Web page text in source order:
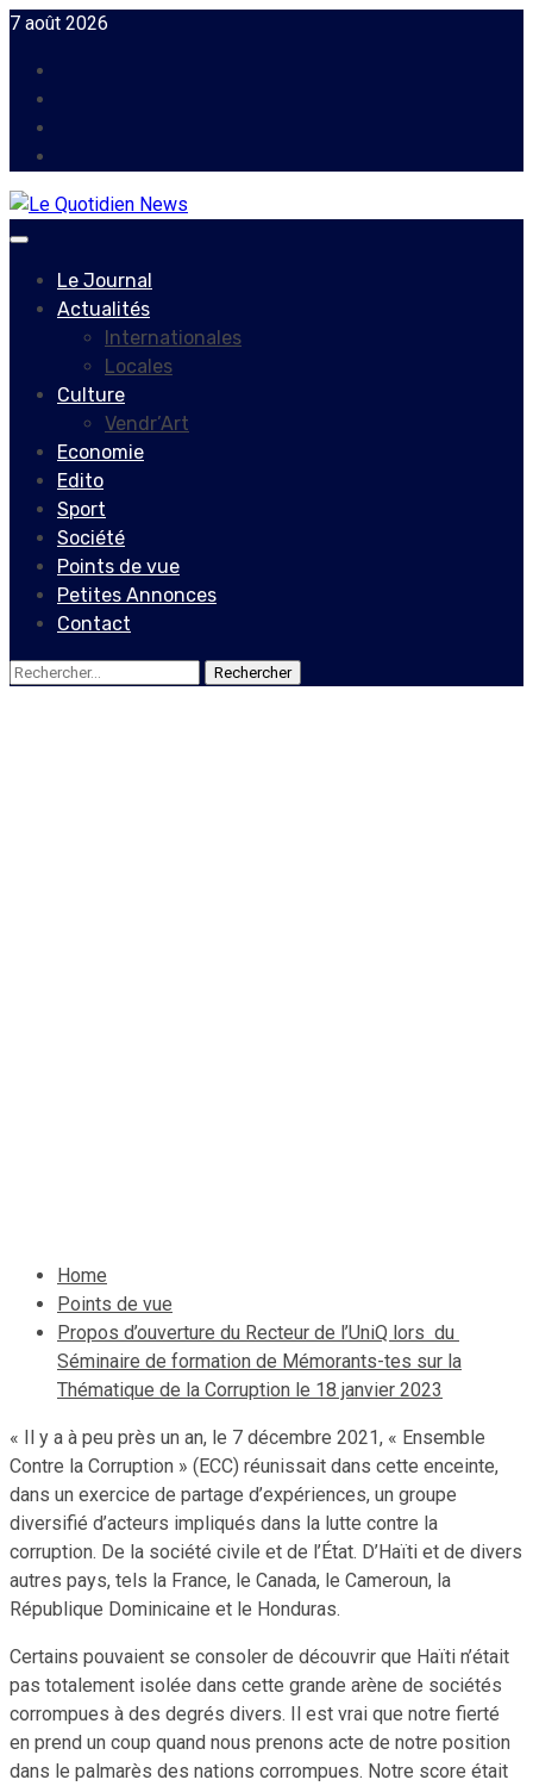
Skip
content
7 août 2026
Primary
Le Journal
Actualités
Internationales
Locales
Culture
Vendr’Art
Economie
Edito
Sport
Société
Points de vue
Petites Annonces
Contact
Rechercher :
Home
Points de vue
Propos d’ouverture du Recteur de l’UniQ lors du
Séminaire de formation de Mémorants-tes sur la
Thématique de la Corruption le 18 janvier 2023
« Il y a à peu près un an, le 7 décembre 2021, « Ensemble
Contre la Corruption » (ECC) réunissait dans cette enceinte,
dans un exercice de partage d’expériences, un groupe
diversifié d’acteurs impliqués dans la lutte contre la
corruption. De la société civile et de l’État. D’Haïti et de divers
autres pays, tels la France, le Canada, le Cameroun, la
République Dominicaine et le Honduras.
Certains pouvaient se consoler de découvrir que Haïti n’était
pas totalement isolée dans cette grande arène de sociétés
corrompues à des degrés divers. Il est vrai que notre fierté
en prend un coup quand nous prenons acte de notre position
dans le palmarès des nations corrompues. Notre score était